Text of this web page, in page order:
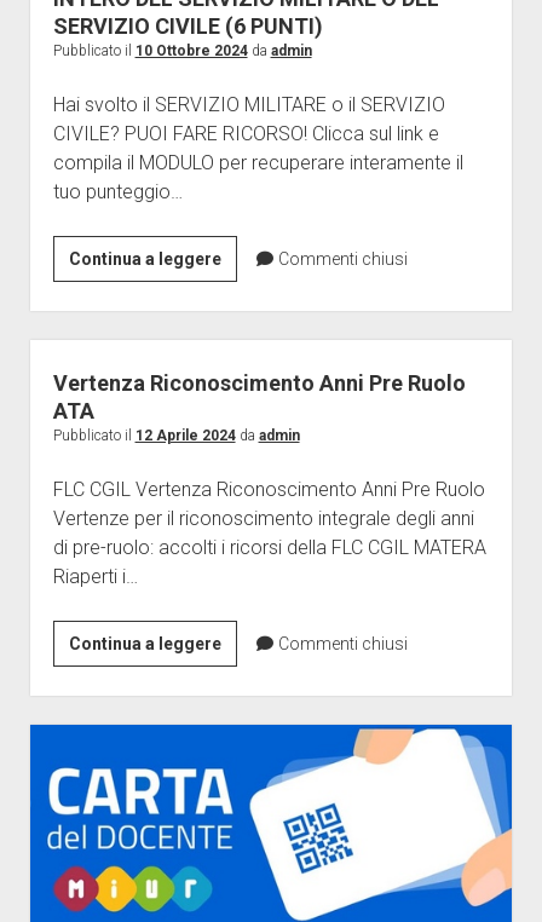
Giornalini
Modulistica
Contratti
apri
menu
a
discesa
Ricerca
Galleria
Contatti
ISCRIZIONE
SERVIZIO CIVILE (6 PUNTI)
Pubblicato il 10 Ottobre 2024da admin
Hai svolto il SERVIZIO MILITARE o il SERVIZIO
CIVILE? PUOI FARE RICORSO! Clicca sul link e
compila il MODULO per recuperare interamente il
tuo punteggio…
Continua a leggere
RICORSO
PER
IL
RICONOSCIMENTO
INTERO
SERVIZIO
MILITARE
O
CIVILE
(6
PUNTI)
Commenti chiusi
Vertenza Riconoscimento Anni Pre Ruolo
ATA
Pubblicato il 12 Aprile 2024da admin
FLC CGIL Vertenza Riconoscimento Anni Pre Ruolo
Vertenze per il riconoscimento integrale degli anni
di pre-ruolo: accolti i ricorsi della FLC CGIL MATERA
Riaperti i…
Continua a leggereVertenza
Riconoscimento
Anni
Pre
ATA
Commenti chiusi